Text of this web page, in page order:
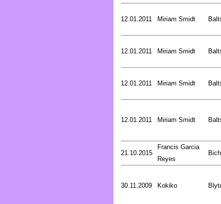
12.01.2011 Miriam Smidt
12.01.2011 Miriam Smidt
12.01.2011 Miriam Smidt
12.01.2011 Miriam Smidt
21.10.2015
Francis Garcia
Reyes
30.11.2009 Kokiko